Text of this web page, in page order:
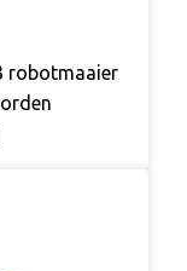
robotmaaier